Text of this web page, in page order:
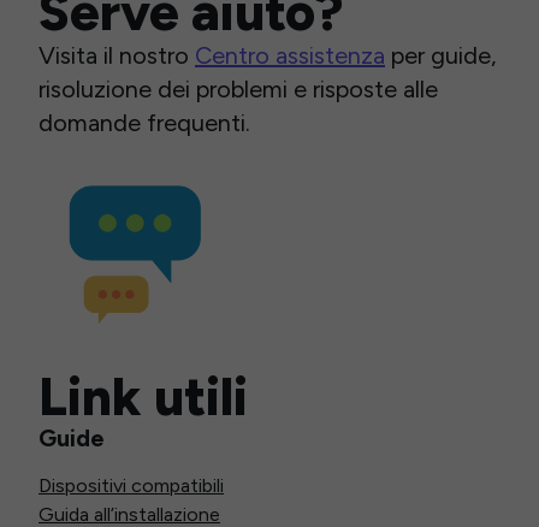
Visita il nostro Centro assistenza per guide,
risoluzione dei problemi e risposte alle
domande frequenti.
Link utili
Guide
Dispositivi compatibili
Guida all’installazione